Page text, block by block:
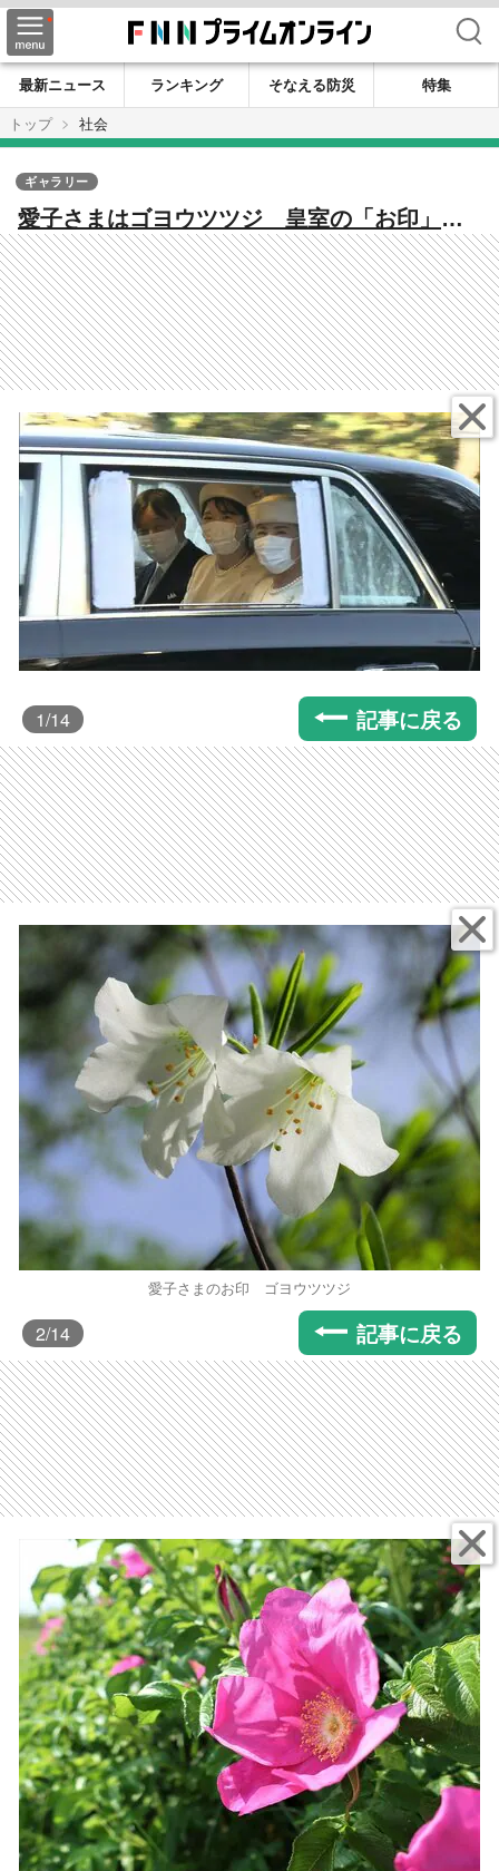
検索
最新ニュース ランキング そなえる防災
特集
トップ
社会
愛子さまはゴヨウツツジ 皇室の「お印」と
は？由来と意外なエピソード
ギャラリー
1/14 記事に戻る
愛子さまのお印 ゴヨウツツジ
2/14 記事に戻る